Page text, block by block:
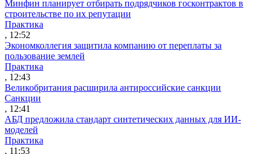
Минфин планирует отбирать подрядчиков госконтрактов в
строительстве по их репутации
Практика
, 12:52
Экономколлегия защитила компанию от переплаты за
пользование землей
Практика
, 12:43
Великобритания расширила антироссийские санкции
Санкции
, 12:41
АБД предложила стандарт синтетических данных для ИИ-
моделей
Практика
, 11:53